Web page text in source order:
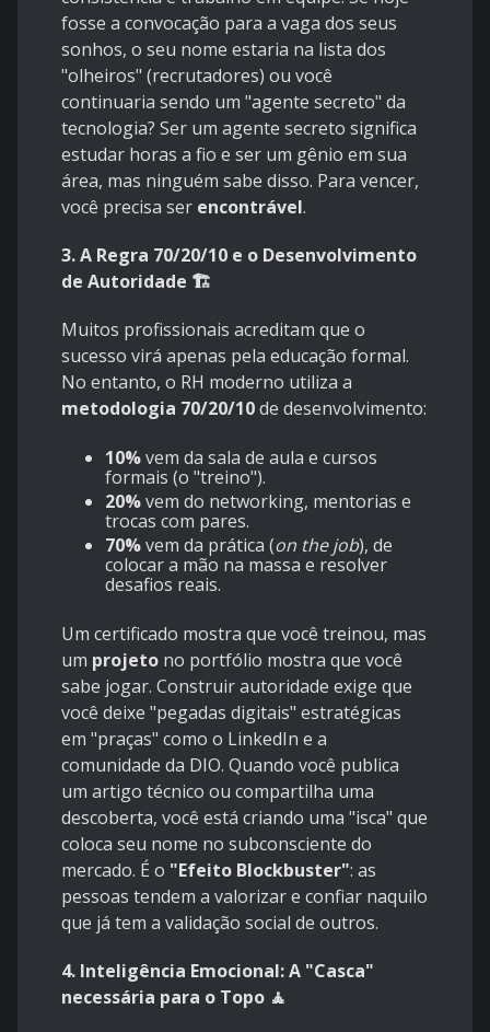
fosse a convocação para a vaga dos seus
sonhos, o seu nome estaria na lista dos
"olheiros" (recrutadores) ou você
continuaria sendo um "agente secreto" da
tecnologia? Ser um agente secreto significa
estudar horas a fio e ser um gênio em sua
área, mas ninguém sabe disso. Para vencer,
você precisa ser encontrável.
3. A Regra 70/20/10 e o Desenvolvimento
de Autoridade 🏗️
Muitos profissionais acreditam que o
sucesso virá apenas pela educação formal.
No entanto, o RH moderno utiliza a
metodologia 70/20/10de desenvolvimento:
10%vem da sala de aula e cursos
formais (o "treino").
20%vem do networking, mentorias e
trocas com pares.
70%vem da prática (on the job), de
colocar a mão na massa e resolver
desafios reais.
Um certificado mostra que você treinou, mas
um projeto no portfólio mostra que você
sabe jogar. Construir autoridade exige que
você deixe "pegadas digitais" estratégicas
em "praças" como o LinkedIn e a
comunidade da DIO. Quando você publica
um artigo técnico ou compartilha uma
descoberta, você está criando uma "isca" que
coloca seu nome no subconsciente do
mercado. É o "Efeito Blockbuster": as
pessoas tendem a valorizar e confiar naquilo
que já tem a validação social de outros.
4. Inteligência Emocional: A "Casca"
necessária para o Topo 🧘